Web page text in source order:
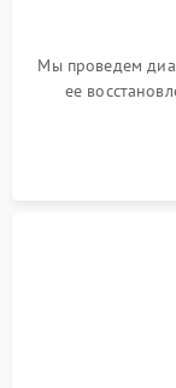
Мы проведем
ее